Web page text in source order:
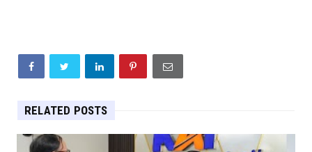
RELATED POSTS